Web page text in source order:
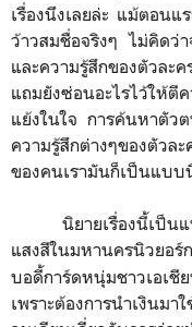
เรื่องนึงเลยล่ะ แม้ตอนแ
ว้าวสมชื่อจริงๆ ไม่คิดว่า
และความรู้สึกของตัวละ
แถมยังซ่อนอะไรไว้ให้
แย้งในใจ การค้นหาตัว
ความรู้สึกต่างๆของตัว
ของคนเรามันก็เป็นแบบ
นิยายเรื่องนี้เป็น
แสงสีในมหานครนิวยอร์
บอดี้การ์ดหนุ่มชาวเอเชี
เพราะต้องการนำเงินม